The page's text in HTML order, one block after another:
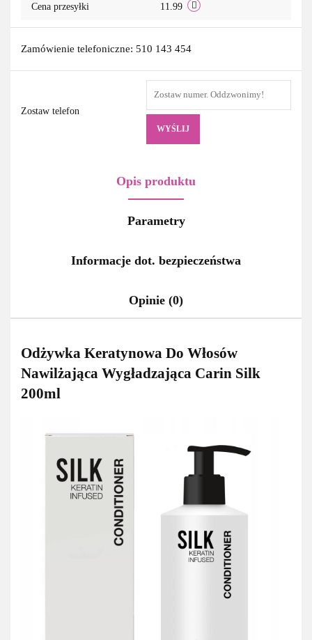
Cena przesyłki 11.99
Zamówienie telefoniczne: 510 143 454
Zostaw telefon
WYŚLIJ
Opis produktu
Parametry
Informacje dot. bezpieczeństwa
Opinie (0)
Odżywka Keratynowa Do Włosów
Nawilżająca Wygładzająca Carin Silk
200ml